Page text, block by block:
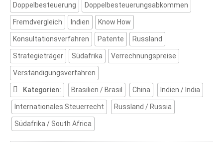
Doppelbesteuerung Doppelbesteuerungsabkommen
Fremdvergleich Indien Know How
Konsultationsverfahren Patente Russland
Strategieträger Südafrika Verrechnungspreise
Verständigungsverfahren
Kategorien: Brasilien / Brasil China Indien / India
Internationales Steuerrecht Russland / Russia
Südafrika / South Africa